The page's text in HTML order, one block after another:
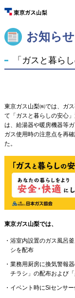
お知らせ
「ガスと暮ら
東京ガス山梨㈱では、ガ
て「ガスと暮らしの安心
は、給湯器や暖房機器等
ガス使用時の注意点を再
た。
東京ガス山梨では、
浴室内設置のガス風呂
シを配布
業務用厨房に換気警報
チラシ」の配布および
イベント時にSiセンサ